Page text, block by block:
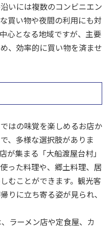
いには複数のコンビニエン
買い物や夜間の利用にも対
心となる地域ですが、主要
、効率的に買い物を済ませ
はの味覚を楽しめるお店か
、多様な選択肢がありま
が集まる「大船渡屋台村」
った料理や、郷土料理、居
むことができます。観光客
りに立ち寄る姿が見られ、
ラーメン店や定食屋、カ